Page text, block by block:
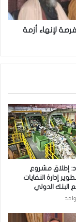
لإنهاء أزمة
إطلاق مشروع
إدارة النفايات
البنك الدولي